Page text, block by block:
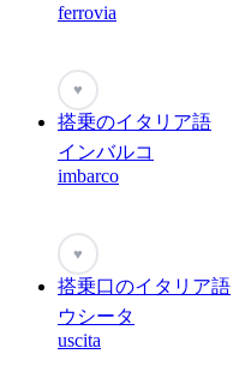
ferrovia
♥
搭乗のイタリア語
インバルコ
imbarco
♥
搭乗口のイタリア語
ウシータ
uscita